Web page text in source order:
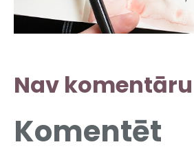
Nav komentāru
Komentēt